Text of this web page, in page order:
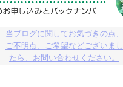
当ブログに関してお気づきの点、
ご不明点、ご希望などございまし
たら、お問い合わせください。